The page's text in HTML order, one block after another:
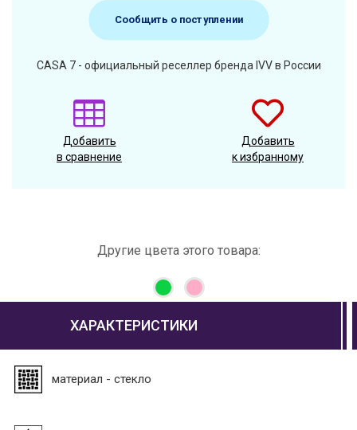
Сообщить о поступлении
CASA 7 - официальный реселлер бренда IVV в России
Добавить
в сравнение
Добавить
к избранному
Другие цвета этого товара:
ХАРАКТЕРИСТИКИ
материал - стекло